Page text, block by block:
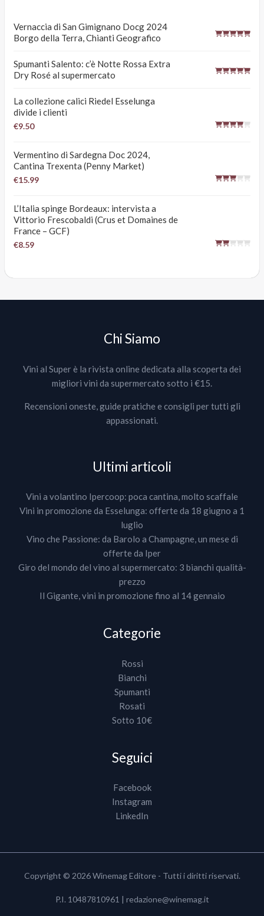
Vernaccia di San Gimignano Docg 2024
Borgo della Terra, Chianti Geografico
Spumanti Salento: c’è Notte Rossa Extra
Dry Rosé al supermercato
La collezione calici Riedel Esselunga
divide i clienti
€9.50
Vermentino di Sardegna Doc 2024,
Cantina Trexenta (Penny Market)
€15.99
L’Italia spinge Bordeaux: intervista a
Vittorio Frescobaldi (Crus et Domaines de
France – GCF)
€8.59
Chi Siamo
Vini al Super è la rivista online dedicata alla scoperta dei
migliori vini da supermercato sotto i €15.
Recensioni oneste, guide pratiche e consigli per tutti gli
appassionati.
Ultimi articoli
Vini a volantino Ipercoop: poca cantina, molto scaffale
Vini in promozione da Esselunga: offerte da 18 giugno a 1
luglio
Vino che Passione: da Barolo a Champagne, un mese di
offerte da Iper
Giro del mondo del vino al supermercato: 3 bianchi qualità-
prezzo
Il Gigante, vini in promozione fino al 14 gennaio
Categorie
Rossi
Bianchi
Spumanti
Rosati
Sotto 10€
Seguici
Facebook
Instagram
LinkedIn
Copyright © 2026 Winemag Editore - Tutti i diritti riservati.
P.I. 10487810961 | redazione@winemag.it